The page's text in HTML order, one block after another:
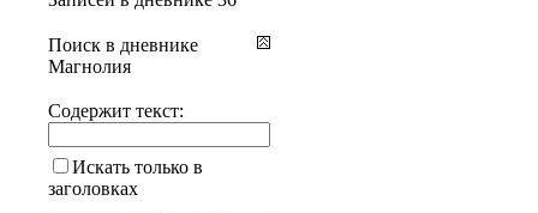
Поиск в дневнике
Магнолия
Содержит текст:
Искать только в
заголовках